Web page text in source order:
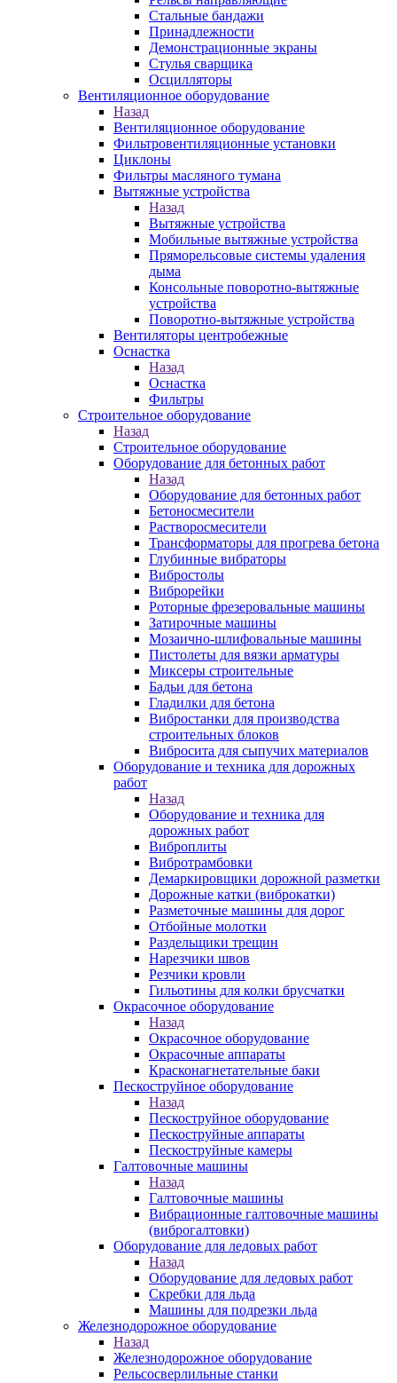
Стальные бандажи
Принадлежности
Демонстрационные экраны
Стулья сварщика
Осцилляторы
Вентиляционное оборудование
Назад
Вентиляционное оборудование
Фильтровентиляционные установки
Циклоны
Фильтры масляного тумана
Вытяжные устройства
Назад
Вытяжные устройства
Мобильные вытяжные устройства
Пряморельсовые системы удаления
дыма
Консольные поворотно-вытяжные
устройства
Поворотно-вытяжные устройства
Вентиляторы центробежные
Оснастка
Назад
Оснастка
Фильтры
Строительное оборудование
Назад
Строительное оборудование
Оборудование для бетонных работ
Назад
Оборудование для бетонных работ
Бетоносмесители
Растворосмесители
Трансформаторы для прогрева бетона
Глубинные вибраторы
Вибростолы
Виброрейки
Роторные фрезеровальные машины
Затирочные машины
Мозаично-шлифовальные машины
Пистолеты для вязки арматуры
Миксеры строительные
Бадьи для бетона
Гладилки для бетона
Вибростанки для производства
строительных блоков
Вибросита для сыпучих материалов
Оборудование и техника для дорожных
работ
Назад
Оборудование и техника для
дорожных работ
Виброплиты
Вибротрамбовки
Демаркировщики дорожной разметки
Дорожные катки (виброкатки)
Разметочные машины для дорог
Отбойные молотки
Раздельщики трещин
Нарезчики швов
Резчики кровли
Гильотины для колки брусчатки
Окрасочное оборудование
Назад
Окрасочное оборудование
Окрасочные аппараты
Красконагнетательные баки
Пескоструйное оборудование
Назад
Пескоструйное оборудование
Пескоструйные аппараты
Пескоструйные камеры
Галтовочные машины
Назад
Галтовочные машины
Вибрационные галтовочные машины
(виброгалтовки)
Оборудование для ледовых работ
Назад
Оборудование для ледовых работ
Скребки для льда
Машины для подрезки льда
Железнодорожное оборудование
Назад
Железнодорожное оборудование
Рельсосверлильные станки